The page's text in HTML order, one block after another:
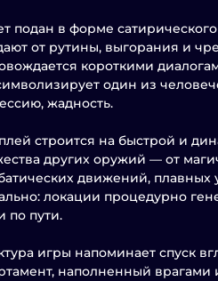
подан в форме
от рутины, выгорания и
короткими
один из
жадность.
строится на быстрой и
других оружий — от
движений,
локации процедурно
по пути.
игры напоминает спуск
наполненный врагами